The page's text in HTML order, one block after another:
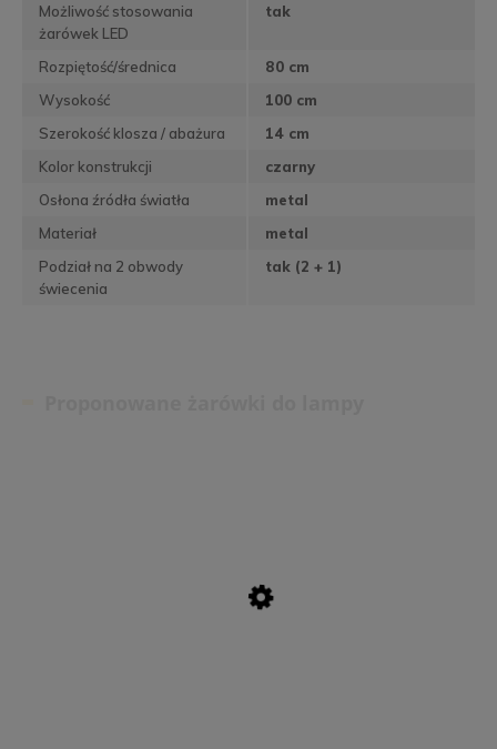
Możliwość stosowania
żarówek LED
tak
Rozpiętość/średnica
80 cm
Wysokość
100 cm
Szerokość klosza / abażura
14 cm
Kolor konstrukcji
czarny
Osłona źródła światła
metal
Materiał
metal
Podział na 2 obwody
świecenia
tak (2 + 1)